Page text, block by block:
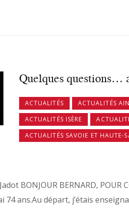
Quelques questions…
ACTUALITÉS ACTUALITÉS AIN
ACTUALITÉS ISÈRE
ACTUALITÉS SAVOIE ET HAUTE-
BONJOUR BERNARD, POUR
74 ans.Au départ, j’étais